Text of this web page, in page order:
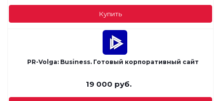
Купить
PR-Volga: Business. Готовый корпоративный сайт
19 000 руб.